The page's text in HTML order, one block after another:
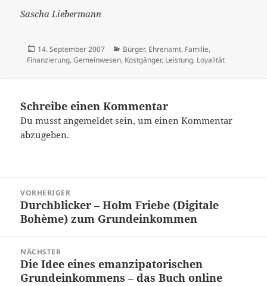
Sascha Liebermann
Veröffentlicht
am
14. September 2007 Kategorien
Bürger, Ehrenamt, Familie,
Finanzierung, Gemeinwesen, Kostgänger, Leistung, Loyalität
Schreibe einen Kommentar
Du musstangemeldet sein, um einen Kommentar
abzugeben.
VORHERIGER
Vorheriger
Beitrag:
Durchblicker – Holm Friebe (Digitale
Bohème) zum Grundeinkommen
NÄCHSTER
Nächster
Beitrag:
Die Idee eines emanzipatorischen
Grundeinkommens – das Buch online